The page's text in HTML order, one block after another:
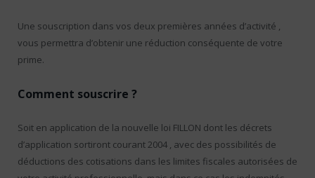
Une souscription dans vos deux premières années d’activité ,
vous permettra d’obtenir une réduction conséquente de votre
prime.
Comment souscrire ?
Soit en application de la nouvelle loi FILLON dont les décrets
d’application sortiront courant 2004 , avec des possibilités de
déductions des cotisations dans les limites fiscales autorisées de